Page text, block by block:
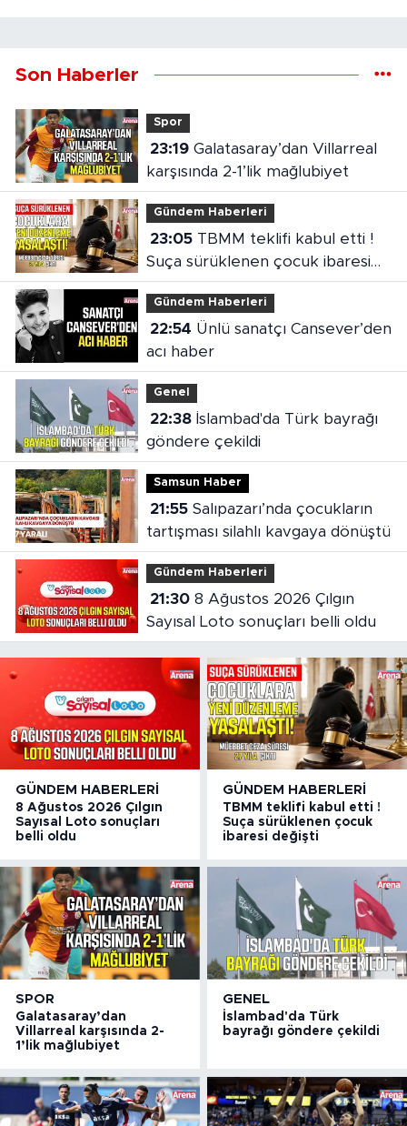
Son Haberler
Spor
23:19Galatasaray’dan Villarreal
karşısında 2-1’lik mağlubiyet
Gündem Haberleri
23:05TBMM teklifi kabul etti !
Suça sürüklenen çocuk ibaresi
değişti
Gündem Haberleri
22:54
acı haber
Genel
22:38İslambad'da Türk bayrağı
göndere çekildi
Samsun Haber
21:55Salıpazarı’nda çocukların
tartışması silahlı kavgaya dönüştü
Gündem Haberleri
21:308 Ağustos 2026 Çılgın
Sayısal Loto sonuçları belli oldu
GÜNDEM HABERLERI
8 Ağustos 2026 Çılgın
Sayısal Loto sonuçları
belli oldu
GÜNDEM HABERLERI
TBMM teklifi kabul etti !
Suça sürüklenen çocuk
ibaresi değişti
SPOR
Galatasaray’dan
Villarreal karşısında 2-
1’lik mağlubiyet
GENEL
İslambad'da Türk
bayrağı göndere çekildi